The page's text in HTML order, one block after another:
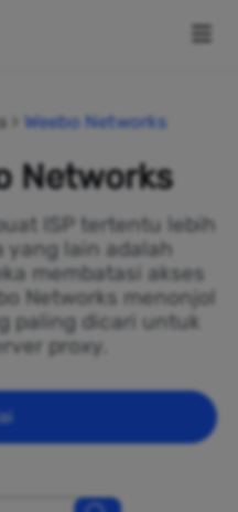
Weebo Networks
Networks
ISP tertentu lebih
yang lain adalah
membatasi akses
Networks menonjol
paling dicari untuk
proxy.